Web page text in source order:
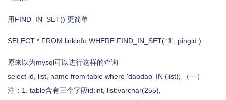
用FIND_IN_SET() 更简单
SELECT * FROM linkinfo WHERE FIND_IN_SET( '1', pingid )
原来以为mysql可以进行这样的查询
select id, list, name from table where 'daodao' IN (list); （一）
注：1. table含有三个字段id:int, list:varchar(255),